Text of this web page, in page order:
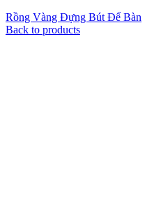
Rồng Vàng Đựng Bút Để Bàn
Back to products